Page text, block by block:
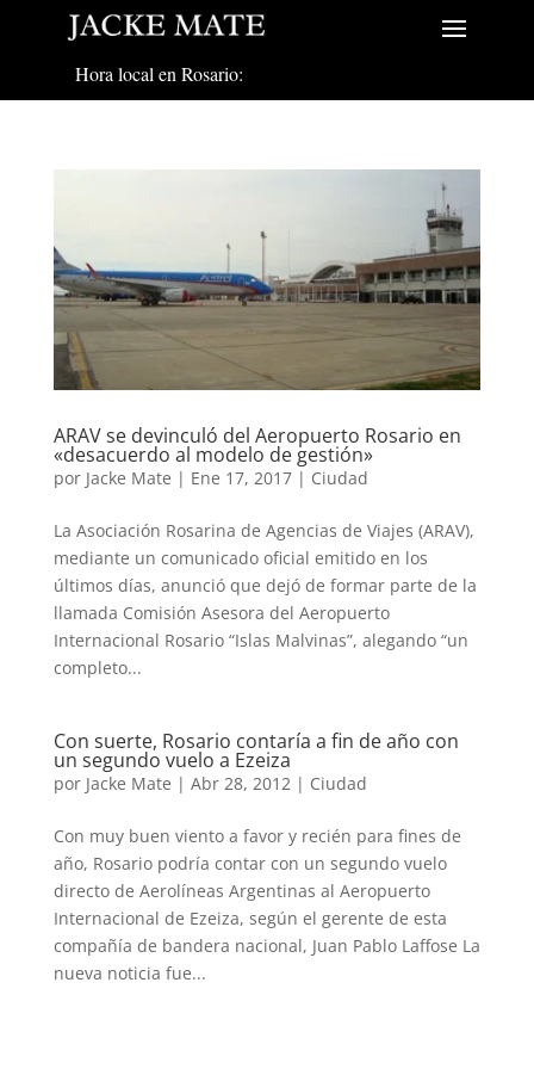
Hora local en Rosario:
ARAV se devinculó del Aeropuerto Rosario en
«desacuerdo al modelo de gestión»
por Jacke Mate | Ene 17, 2017| Ciudad
La Asociación Rosarina de Agencias de Viajes (ARAV),
mediante un comunicado oficial emitido en los
últimos días, anunció que dejó de formar parte de la
llamada Comisión Asesora del Aeropuerto
Internacional Rosario “Islas Malvinas”, alegando “un
completo...
Con suerte, Rosario contaría a fin de año con
un segundo vuelo a Ezeiza
por Jacke Mate | Abr 28, 2012| Ciudad
Con muy buen viento a favor y recién para fines de
año, Rosario podría contar con un segundo vuelo
directo de Aerolíneas Argentinas al Aeropuerto
Internacional de Ezeiza, según el gerente de esta
compañía de bandera nacional, Juan Pablo Laffose La
nueva noticia fue...